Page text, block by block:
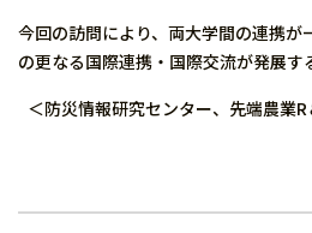
今回の訪問により、両大学間の連携が
の更なる国際連携・国際交流が発展す
＜防災情報研究センター、先端農業